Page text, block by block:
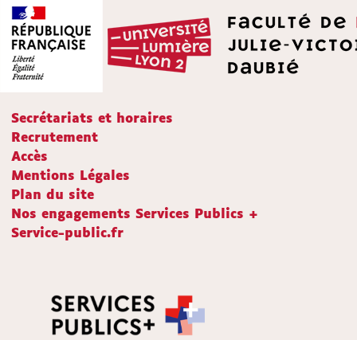
Secrétariats et horaires
Recrutement
Accès
Mentions Légales
Plan du site
Nos engagements Services Publics +
Service-public.fr